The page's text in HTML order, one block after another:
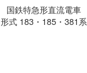
国鉄特急形直流電車
形式 183・185・381系